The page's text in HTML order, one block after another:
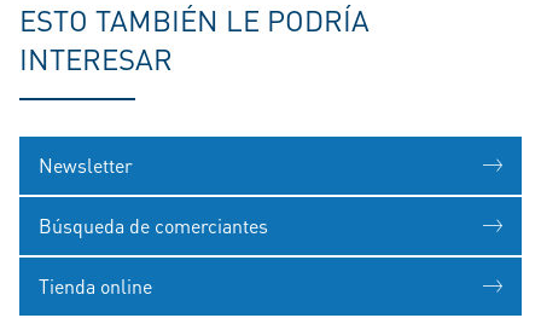
ESTO TAMBIÉN LE PODRÍA
INTERESAR
Newsletter
Búsqueda de comerciantes
Tienda online